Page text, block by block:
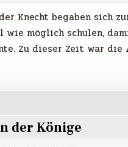
Knecht begaben sich
wie möglich schulen,
Zu dieser Zeit war
der Könige